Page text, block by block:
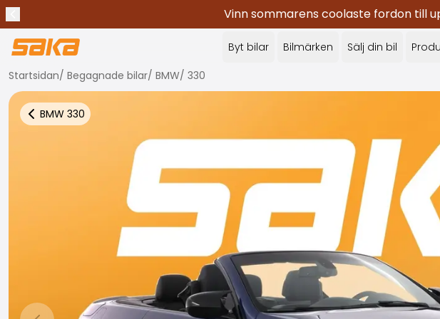
Vinn sommarens coolaste fordon till
Stoppa meddelanden
✕
Byt bilar Bilmärken Sälj din bil
Startsidan/ Begagnade bilar/ BMW/ 330
BMW 330
Tillbaka till fler bilresultat